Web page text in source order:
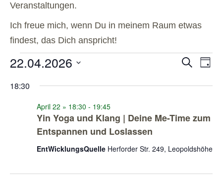
Veranstaltungen.
Ich freue mich, wenn Du in meinem Raum etwas
findest, das Dich anspricht!
und
SucheTag
22.04.2026
wählen.
18:30
Yin Yoga und Klang | Deine Me-Time zum
Entspannen und Loslassen
April 22 » 18:30 - 19:45
EntWicklungsQuelle Herforder Str. 249, Leopoldshöhe